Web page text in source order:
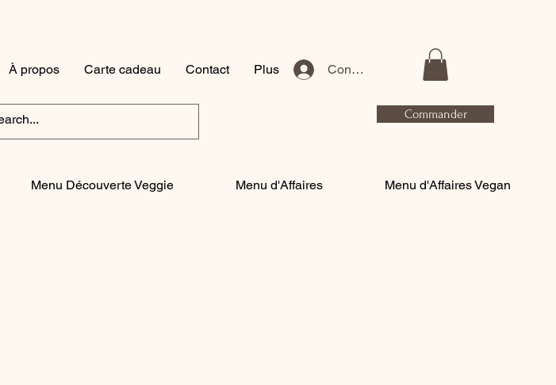
À propos Carte cadeau Contact Plus Connexion
Commander
Menu Découverte Veggie Menu d'Affaires Menu d'Affaires Vegan